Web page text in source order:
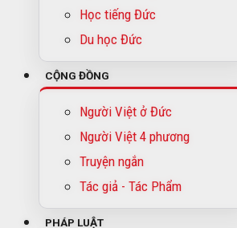
Học tiếng Đức
Du học Đức
CỘNG ĐỒNG
Người Việt ở Đức
Người Việt 4 phương
Truyện ngắn
Tác giả - Tác Phẩm
PHÁP LUẬT